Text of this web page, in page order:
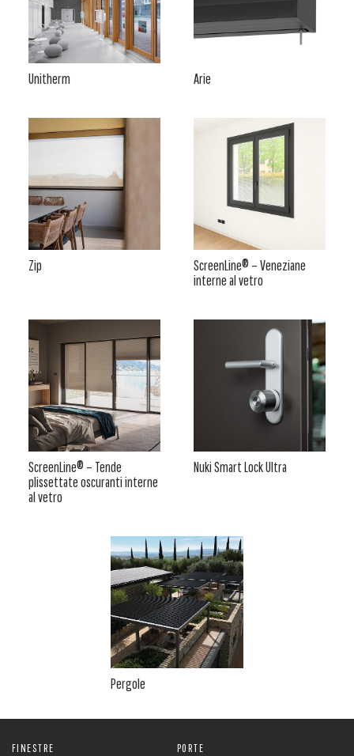
Unitherm Arie
Zip
ScreenLine® – Veneziane
interne al vetro
ScreenLine® – Tende
plissettate oscuranti interne
al vetro
Nuki Smart Lock Ultra
Pergole
FINESTRE PORTE